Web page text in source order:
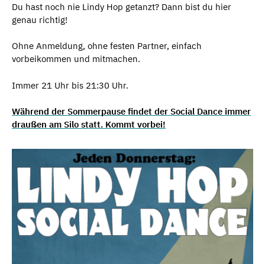
Du hast noch nie Lindy Hop getanzt? Dann bist du hier
genau richtig!
Ohne Anmeldung, ohne festen Partner, einfach
vorbeikommen und mitmachen.
Immer 21 Uhr bis 21:30 Uhr.
Während der Sommerpause findet der Social Dance immer
draußen am Silo statt. Kommt vorbei!